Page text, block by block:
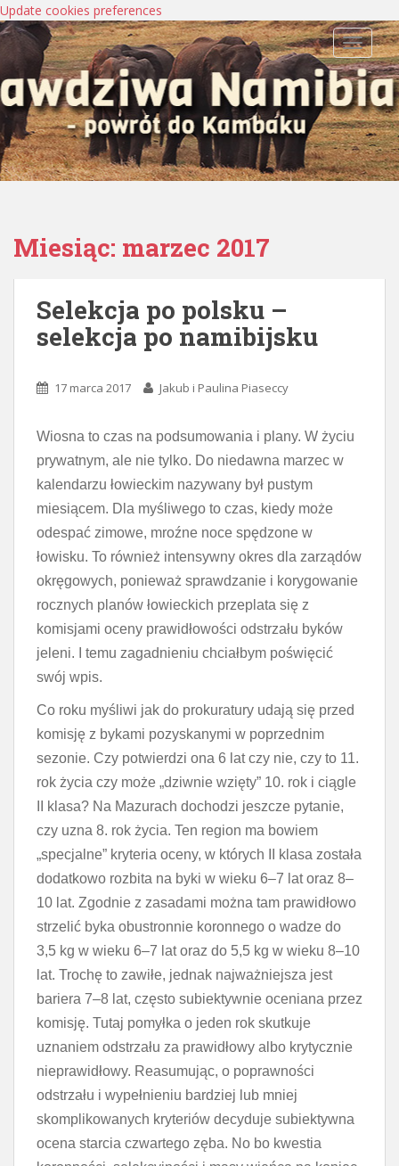
Update cookies preferences
Miesiąc: marzec 2017
Selekcja po polsku –
selekcja po namibijsku
17 marca 2017 Jakub i Paulina Piaseccy
Wiosna to czas na podsumowania i plany. W życiu
prywatnym, ale nie tylko. Do niedawna marzec w
kalendarzu łowieckim nazywany był pustym
miesiącem. Dla myśliwego to czas, kiedy może
odespać zimowe, mroźne noce spędzone w
łowisku. To również intensywny okres dla zarządów
okręgowych, ponieważ sprawdzanie i korygowanie
rocznych planów łowieckich przeplata się z
komisjami oceny prawidłowości odstrzału byków
jeleni. I temu zagadnieniu chciałbym poświęcić
swój wpis.
Co roku myśliwi jak do prokuratury udają się przed
komisję z bykami pozyskanymi w poprzednim
sezonie. Czy potwierdzi ona 6 lat czy nie, czy to 11.
rok życia czy może „dziwnie wzięty” 10. rok i ciągle
II klasa? Na Mazurach dochodzi jeszcze pytanie,
czy uzna 8. rok życia. Ten region ma bowiem
„specjalne” kryteria oceny, w których II klasa została
dodatkowo rozbita na byki w wieku 6–7 lat oraz 8–
10 lat. Zgodnie z zasadami można tam prawidłowo
strzelić byka obustronnie koronnego o wadze do
3,5 kg w wieku 6–7 lat oraz do 5,5 kg w wieku 8–10
lat. Trochę to zawiłe, jednak najważniejsza jest
bariera 7–8 lat, często subiektywnie oceniana przez
komisję. Tutaj pomyłka o jeden rok skutkuje
uznaniem odstrzału za prawidłowy albo krytycznie
nieprawidłowy. Reasumując, o poprawności
odstrzału i wypełnieniu bardziej lub mniej
skomplikowanych kryteriów decyduje subiektywna
ocena starcia czwartego zęba. No bo kwestia